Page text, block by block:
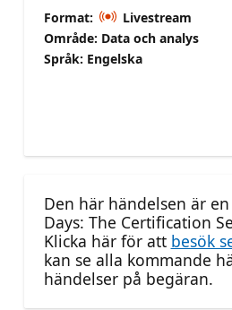
Format:
Livestream
Område: Data och analys
Språk: Engelska
Den här händelsen är
Days: The Certification
Klicka här för att besök
kan se alla kommande
händelser på begäran.